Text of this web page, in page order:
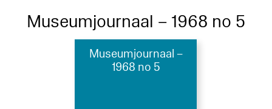
Museumjournaal – 1968 no 5
Museumjournaal –
1968 no 5